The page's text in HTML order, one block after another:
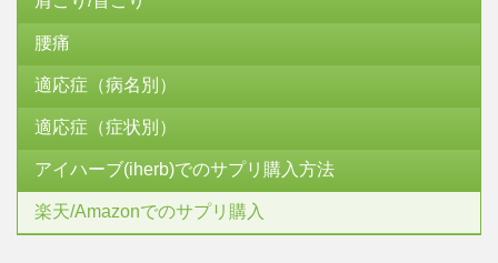
腰痛
適応症（病名別）
適応症（症状別）
アイハーブ(iherb)でのサプリ購入方法
楽天/Amazonでのサプリ購入